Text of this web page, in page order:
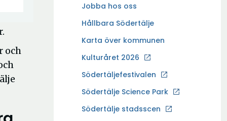
n
a
y
t
f
ö
Jobba hos oss
Ö
p
n
a
y
t
Hållbara Södertälje
Karta över kommunen
Kulturåret 2026
Södertäljefestivalen
Södertälje Science Park
Ö
p
Södertälje stadsscen
och